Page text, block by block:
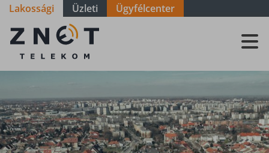
Lakossági Üzleti Ügyfélcenter
Szolgáltatási
terület -
Baranya -